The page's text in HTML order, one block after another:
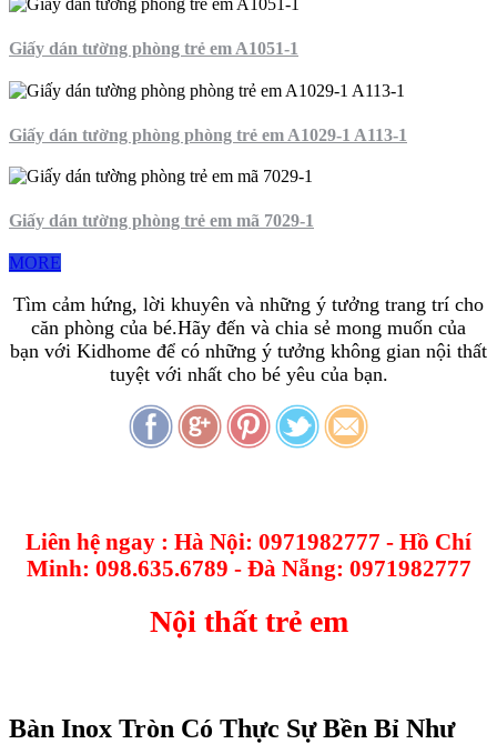
Giấy dán tường phòng trẻ em A1051-1
Giấy dán tường phòng phòng trẻ em A1029-1 A113-1
Giấy dán tường phòng trẻ em mã 7029-1
MORE
Tìm cảm hứng, lời khuyên và những ý tưởng trang trí cho
căn phòng của bé.Hãy đến và chia sẻ mong muốn của
bạn với Kidhome để có những ý tưởng không gian nội thất
tuyệt với nhất cho bé yêu của bạn.
Liên hệ ngay : Hà Nội: 0971982777 - Hồ Chí
Minh: 098.635.6789 - Đà Nẵng: 0971982777
Nội thất trẻ em
Bàn Inox Tròn Có Thực Sự Bền Bỉ Như